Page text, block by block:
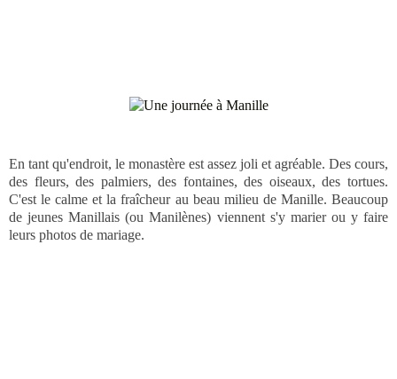
En tant qu'endroit, le monastère est assez joli et agréable. Des cours,
des fleurs, des palmiers, des fontaines, des oiseaux, des tortues.
C'est le calme et la fraîcheur au beau milieu de Manille. Beaucoup
de jeunes Manillais (ou Manilènes) viennent s'y marier ou y faire
leurs photos de mariage.